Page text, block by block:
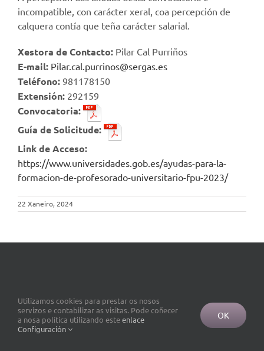
incompatible, con carácter xeral, coa percepción de
calquera contía que teña carácter salarial.
Xestora de Contacto: Pilar Cal Purriños
E-mail: Pilar.cal.purrinos@sergas.es
Teléfono: 981178150
Extensión: 292159
Convocatoria:
Guía de Solicitude:
Link de Acceso:
https://www.universidades.gob.es/ayudas-para-la-
formacion-de-profesorado-universitario-fpu-2023/
22 Xaneiro, 2024
Utilizamos cookies para prestar os nosos
servizos e contabilizar as visitas. Pode coñecer
a nosa política utilizando esteenlace
Configuración
OK